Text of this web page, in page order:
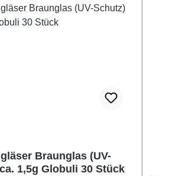
Braunglas (UV-
1,5g Globuli 30 Stück